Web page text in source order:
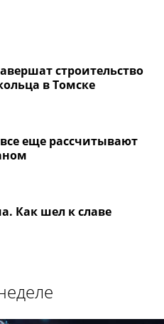
строительство
в Томске
еще рассчитывают
Как шел к славе